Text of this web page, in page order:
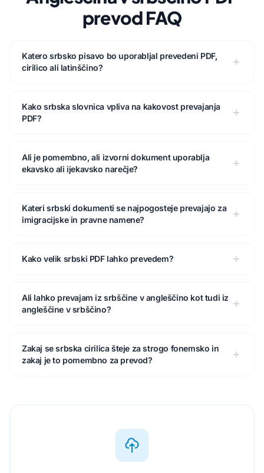
prevod FAQ
Katero srbsko pisavo bo uporabljal prevedeni PDF,
cirilico ali latinščino?
Kako srbska slovnica vpliva na kakovost prevajanja
PDF?
Ali je pomembno, ali izvorni dokument uporablja
ekavsko ali ijekavsko narečje?
Kateri srbski dokumenti se najpogosteje prevajajo za
imigracijske in pravne namene?
Kako velik srbski PDF lahko prevedem?
Ali lahko prevajam iz srbščine v angleščino kot tudi iz
angleščine v srbščino?
Zakaj se srbska cirilica šteje za strogo fonemsko in
zakaj je to pomembno za prevod?